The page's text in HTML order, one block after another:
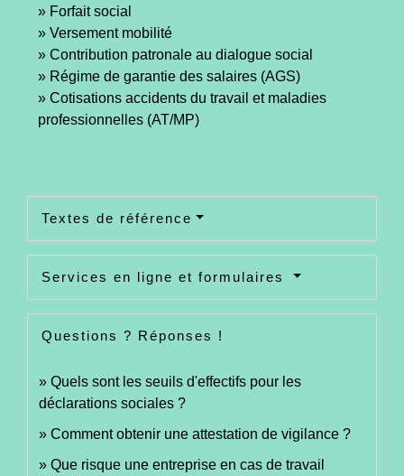
Forfait social
Versement mobilité
Contribution patronale au dialogue social
Régime de garantie des salaires (AGS)
Cotisations accidents du travail et maladies
professionnelles (AT/MP)
Textes de référence
Services en ligne et formulaires
Questions ? Réponses !
Quels sont les seuils d'effectifs pour les
déclarations sociales ?
Comment obtenir une attestation de vigilance ?
Que risque une entreprise en cas de travail